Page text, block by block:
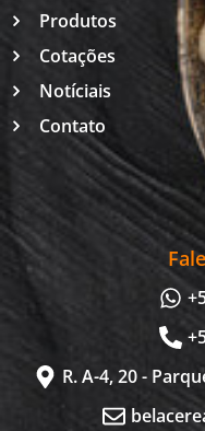
Produtos
Cotações
Notíciais
Contato
R. A-4, 20 -